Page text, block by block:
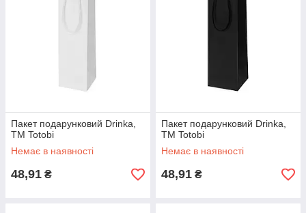
Пакет подарунковий Drinka,
TM Totobi
Немає в наявності
48,91 ₴
Пакет подарунковий Drinka,
TM Totobi
Немає в наявності
48,91 ₴